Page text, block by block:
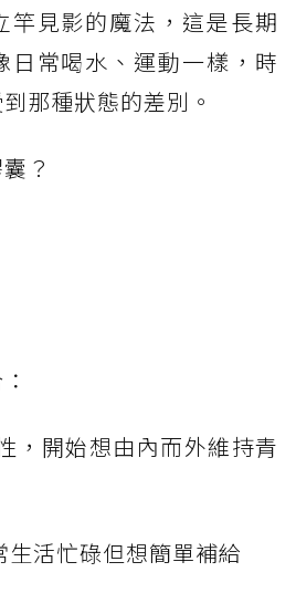
竿見影的魔法，這是長期
日常喝水、運動一樣，時
那種狀態的差別。
？
，開始想由內而外維持青
生活忙碌但想簡單補給